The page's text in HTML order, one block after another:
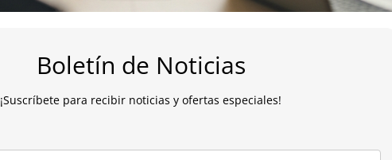
Boletín de Noticias
¡Suscríbete para recibir noticias y ofertas especiales!